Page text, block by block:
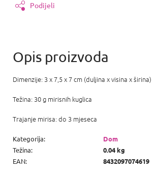
Podijeli
Dimenzije: 3 x 7,5 x 7 cm (duljina x visina x širina)
Težina: 30 g mirisnih kuglica
Trajanje mirisa: do 3 mjeseca
Kategorija:
Dom
Težina:
0.04 kg
EAN: 8432097074619